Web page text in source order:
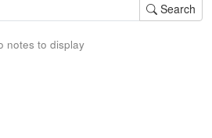
Search
notes to display